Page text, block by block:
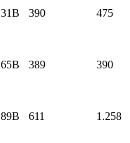
390 475
389 390
611 1.258